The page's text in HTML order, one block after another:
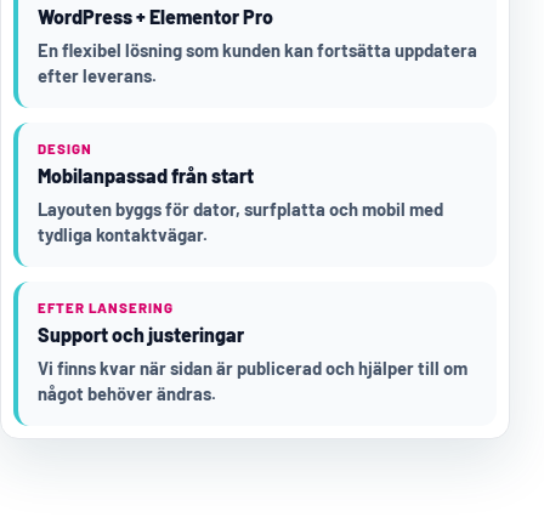
WordPress + Elementor Pro
En flexibel lösning som kunden kan fortsätta uppdatera
efter leverans.
DESIGN
Mobilanpassad från start
Layouten byggs för dator, surfplatta och mobil med
tydliga kontaktvägar.
EFTER LANSERING
Support och justeringar
Vi finns kvar när sidan är publicerad och hjälper till om
något behöver ändras.